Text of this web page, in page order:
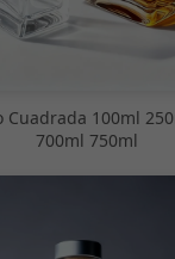
Cuadrada 100ml
700ml 750ml